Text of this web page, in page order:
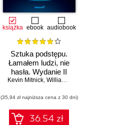
książka ebook audiobook
Sztuka podstępu.
Łamałem ludzi, nie
hasła. Wydanie II
Kevin Mitnick, William L. Simon
(35,94 zł najniższa cena z 30 dni)
36.54 zł